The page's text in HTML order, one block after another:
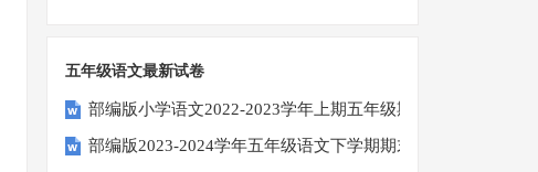
五年级语文最新试卷
部编版小学语文2022-2023学年上期五年级期末试题
部编版2023-2024学年五年级语文下学期期末考前质量冲刺卷